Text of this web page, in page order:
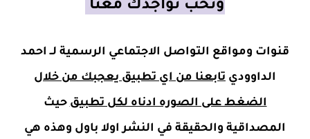
ونحب تواجدك معنا
قنوات ومواقع التواصل الاجتماعي الرسمية لــ احمد
الداوودي تابعنا من اي تطبيق يعجبك من خلال
الضغط على الصوره ادناه لكل تطبيقحيث
المصداقية والحقيقة في النشر اولا باول وهذه هي